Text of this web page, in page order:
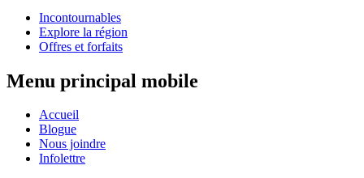
Incontournables
Explore la région
Offres et forfaits
Menu principal mobile
Accueil
Blogue
Nous joindre
Infolettre